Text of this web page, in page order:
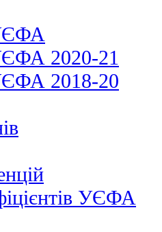
2020-21
2018-20
УЄФА